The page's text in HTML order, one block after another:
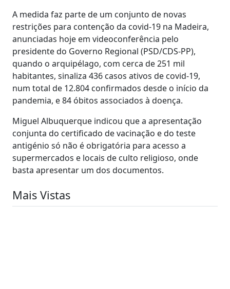
A medida faz parte de um conjunto de novas
restrições para contenção da covid-19 na Madeira,
anunciadas hoje em videoconferência pelo
presidente do Governo Regional (PSD/CDS-PP),
quando o arquipélago, com cerca de 251 mil
habitantes, sinaliza 436 casos ativos de covid-19,
num total de 12.804 confirmados desde o início da
pandemia, e 84 óbitos associados à doença.
Miguel Albuquerque indicou que a apresentação
conjunta do certificado de vacinação e do teste
antigénio só não é obrigatória para acesso a
supermercados e locais de culto religioso, onde
basta apresentar um dos documentos.
Mais Vistas